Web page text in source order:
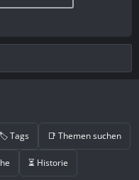
Tags 📑 Themen suchen
⏳ Historie